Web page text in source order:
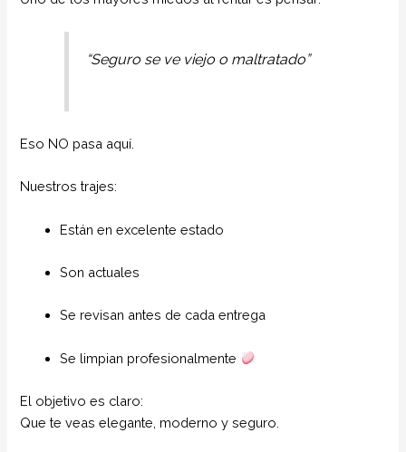
“Seguro se ve viejo o maltratado”
Eso NO pasa aquí.
Nuestros trajes:
Están en excelente estado
Son actuales
Se revisan antes de cada entrega
Se limpian profesionalmente
El objetivo es claro:
Que te veas elegante, moderno y seguro.